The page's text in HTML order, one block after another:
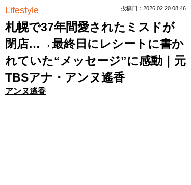
Lifestyle 投稿日：2026.02.20 08:46
札幌で37年間愛されたミスドが
閉店…→最終日にレシートに書か
れていた“メッセージ”に感動｜元
TBSアナ・アンヌ遙香
アンヌ遙香